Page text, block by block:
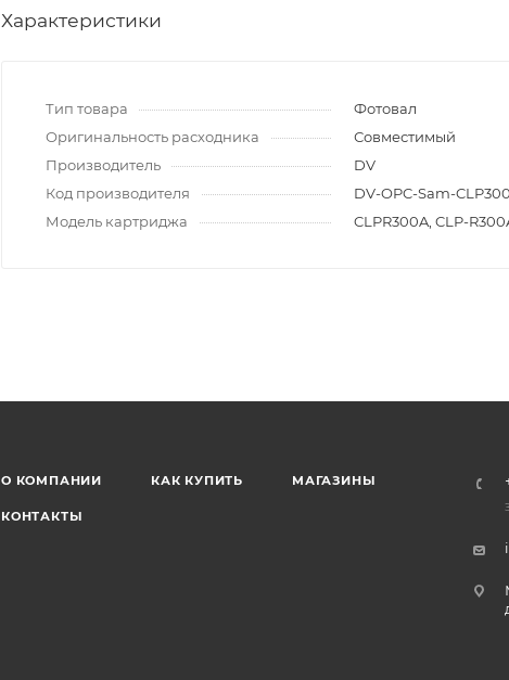
Характеристики
Тип товара
Фотовал
Оригинальность расходника
Совместимый
Производитель
DV
Код производителя
DV-OPC-Sam-CLP300
Модель картриджа
CLPR300A, CLP-
О КОМПАНИИ КАК КУПИТЬ МАГАЗИНЫ
КОНТАКТЫ